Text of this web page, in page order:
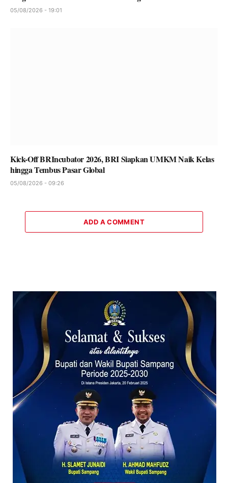
05/08/2026 - 19:01
Kick-Off BRIncubator 2026, BRI Siapkan UMKM Naik Kelas
hingga Tembus Pasar Global
05/08/2026 - 09:26
ADD A COMMENT